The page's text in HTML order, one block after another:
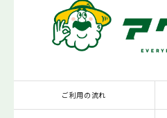
ご利用の流れ